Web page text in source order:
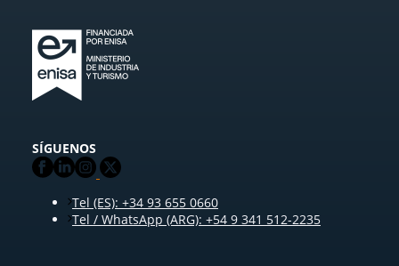
SÍGUENOS
Tel (ES): +34 93 655 0660
Tel / WhatsApp (ARG): +54 9 341 512-2235